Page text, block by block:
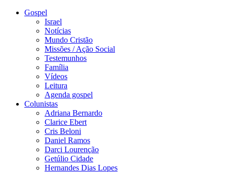
Gospel
Israel
Notícias
Mundo Cristão
Missões / Ação Social
Testemunhos
Família
Vídeos
Leitura
Agenda gospel
Colunistas
Adriana Bernardo
Clarice Ebert
Cris Beloni
Daniel Ramos
Darci Lourenção
Getúlio Cidade
Hernandes Dias Lopes